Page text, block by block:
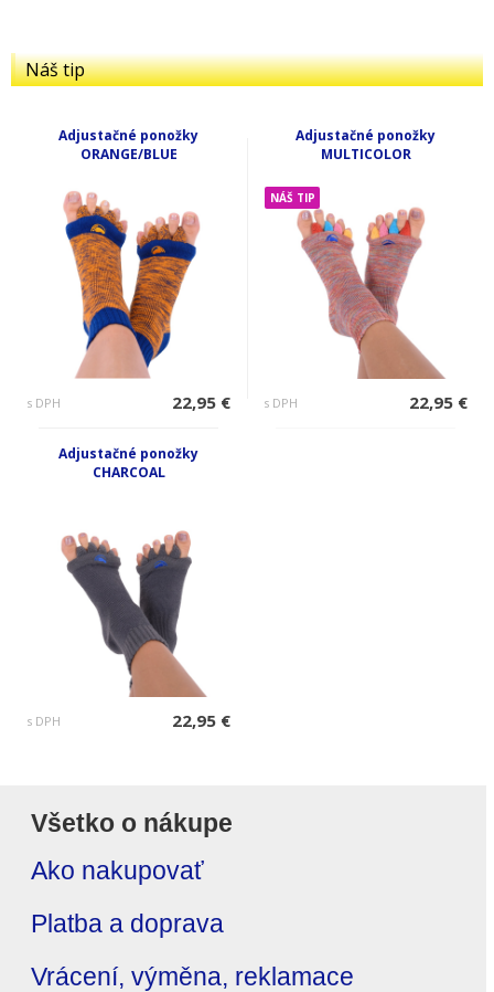
Náš tip
Adjustačné ponožky
ORANGE/BLUE
s DPH 22,95 €
Adjustačné ponožky
MULTICOLOR
NÁŠ TIP
s DPH 22,95 €
Adjustačné ponožky
CHARCOAL
s DPH 22,95 €
Všetko o nákupe
Ako nakupovať
Platba a doprava
Vrácení, výměna, reklamace